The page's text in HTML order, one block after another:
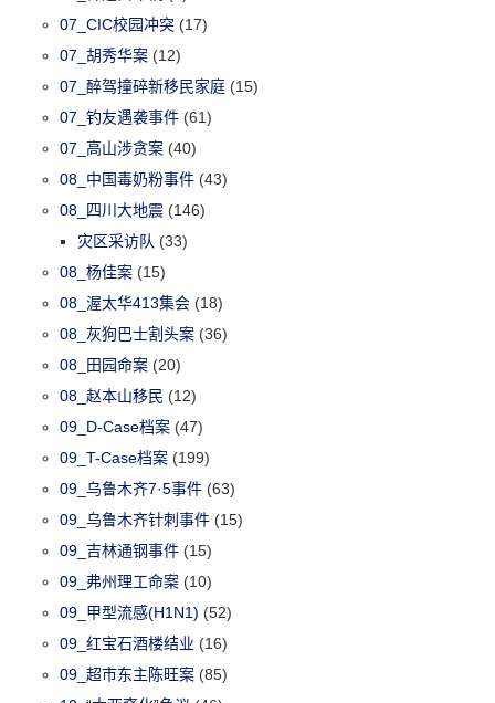
07_CIC校园冲突 (17)
07_胡秀华案 (12)
07_醉驾撞碎新移民家庭 (15)
07_钓友遇袭事件 (61)
07_高山涉贪案 (40)
08_中国毒奶粉事件 (43)
08_四川大地震 (146)
灾区采访队 (33)
08_杨佳案 (15)
08_渥太华413集会 (18)
08_灰狗巴士割头案 (36)
08_田园命案 (20)
08_赵本山移民 (12)
09_D-Case档案 (47)
09_T-Case档案 (199)
09_乌鲁木齐7·5事件 (63)
09_乌鲁木齐针刺事件 (15)
09_吉林通钢事件 (15)
09_弗州理工命案 (10)
09_甲型流感(H1N1) (52)
09_红宝石酒楼结业 (16)
09_超市东主陈旺案 (85)